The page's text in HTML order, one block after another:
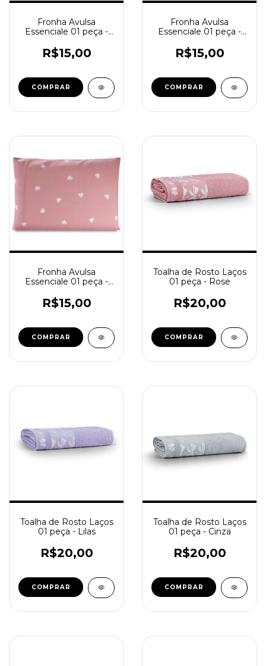
Fronha Avulsa
Essenciale 01 peça -
R$15,00
Fronha Avulsa
Essenciale 01 peça -
R$15,00
Fronha Avulsa
Essenciale 01 peça -
R$15,00
Toalha de Rosto Laços
01 peça - Rose
R$20,00
Toalha de Rosto Laços
01 peça - Lilas
R$20,00
Toalha de Rosto Laços
01 peça - Cinza
R$20,00